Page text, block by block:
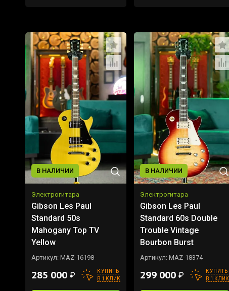
В НАЛИЧИИ
Электрогитара
Gibson Les Paul
Standard 50s
Mahogany Top TV
Yellow
Артикул: MAZ-16198
285 000 ₽
КУПИТЬ
В 1 КЛИК
В НАЛИЧИИ
Электрогитара
Gibson Les Paul
Standard 60s Double
Trouble Vintage
Bourbon Burst
Артикул: MAZ-18374
299 000 ₽
КУПИТЬ
В 1 КЛИК